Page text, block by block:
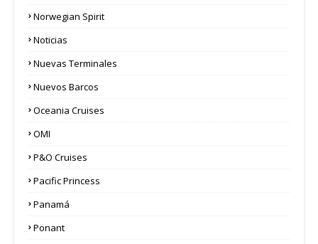
Norwegian Spirit
Noticias
Nuevas Terminales
Nuevos Barcos
Oceania Cruises
OMI
P&O Cruises
Pacific Princess
Panamá
Ponant